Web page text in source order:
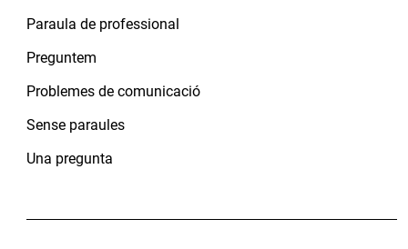
Paraula de professional
Preguntem
Problemes de comunicació
Sense paraules
Una pregunta